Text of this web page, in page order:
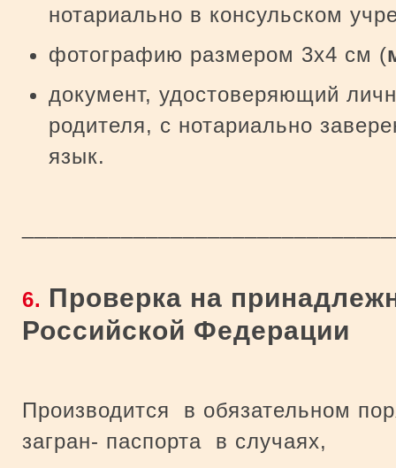
нотариально в консульском
фотографию размером 3х4 см (
документ, удостоверяющий
родителя, с нотариально
язык.
6. Проверка на
Российской Федерации
Производится в обязательном
загран- паспорта в случаях,